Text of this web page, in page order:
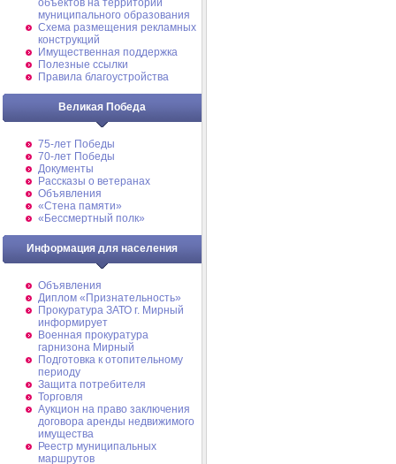
объектов на территории
муниципального образования
Схема размещения рекламных
конструкций
Имущественная поддержка
Полезные ссылки
Правила благоустройства
Великая Победа
75-лет Победы
70-лет Победы
Документы
Рассказы о ветеранах
Объявления
«Стена памяти»
«Бессмертный полк»
Информация для населения
Объявления
Диплом «Признательность»
Прокуратура ЗАТО г. Мирный
информирует
Военная прокуратура
гарнизона Мирный
Подготовка к отопительному
периоду
Защита потребителя
Торговля
Аукцион на право заключения
договора аренды недвижимого
имущества
Реестр муниципальных
маршрутов